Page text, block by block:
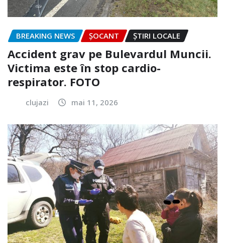
BREAKING NEWS ȘOCANT ȘTIRI LOCALE
Accident grav pe Bulevardul Muncii.
Victima este în stop cardio-
respirator. FOTO
clujazi mai 11, 2026